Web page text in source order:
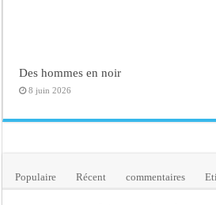
Des hommes en noir
8 juin 2026
Populaire Récent commentaires